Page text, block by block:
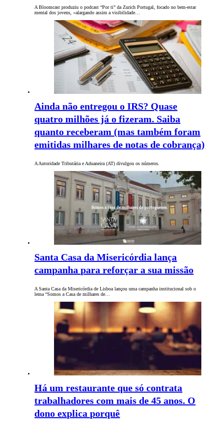
A Bloomcast produziu o podcast “Por ti” da Zurich Portugal, focado no bem-estar
mental dos jovens, «alargando assim a visibilidade…
Ainda não entregou o IRS? Quase
quatro milhões já o fizeram. Saiba
quanto receberam (mas também foram
emitidas milhares de notas de cobrança)
A Autoridade Tributária e Aduaneira (AT) divulgou os números.
Santa Casa da Misericórdia lança
campanha para reforçar a sua missão
A Santa Casa da Misericórdia de Lisboa lançou uma campanha institucional sob o
lema “Somos a Casa de milhares de…
Há um restaurante que só contrata
trabalhadores com mais de 45 anos. O
dono explica porquê